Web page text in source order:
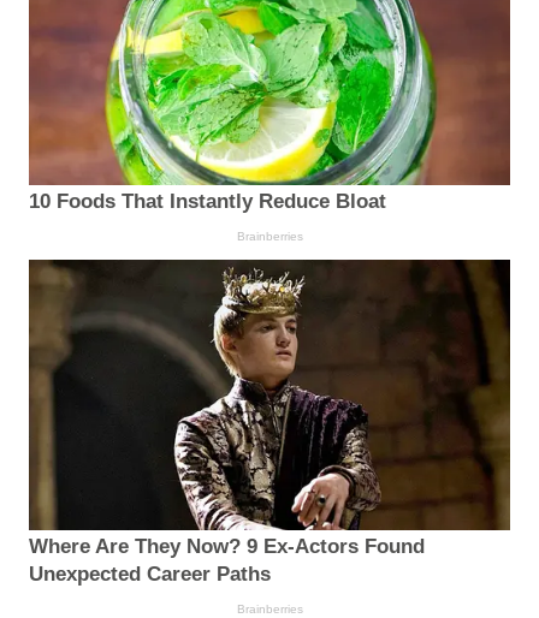
10 Foods That Instantly Reduce Bloat
Brainberries
Where Are They Now? 9 Ex-Actors Found
Unexpected Career Paths
Brainberries